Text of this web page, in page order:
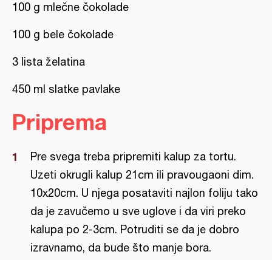
100 g mlečne čokolade
100 g bele čokolade
3 lista želatina
450 ml slatke pavlake
Priprema
Pre svega treba pripremiti kalup za tortu.
Uzeti okrugli kalup 21cm ili pravougaoni dim.
10x20cm. U njega posataviti najlon foliju tako
da je zavučemo u sve uglove i da viri preko
kalupa po 2-3cm. Potruditi se da je dobro
izravnamo, da bude što manje bora.